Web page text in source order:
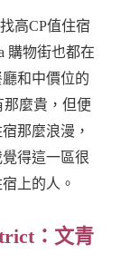
高CP值住宿
購物街也都在
和中價位的
那麼貴，但便
那麼浪漫，
得這一區很
上的人。
：文青